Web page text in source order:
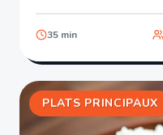
35 min
PLATS PRINCIPAUX